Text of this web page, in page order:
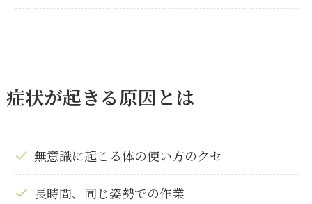
症状が起きる原因とは
無意識に起こる体の使い方のクセ
長時間、同じ姿勢での作業